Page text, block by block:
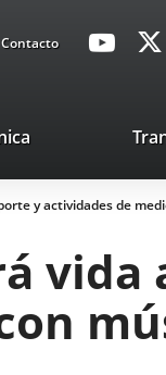
Contacto
Link
Link
external
application.
y actividades de
vida